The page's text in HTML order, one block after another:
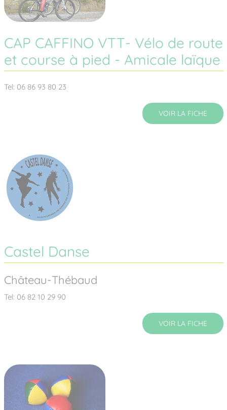
CAP CAFFINO VTT- Vélo de route
et course à pied - Amicale laïque
Tel: 06 86 93 80 23
VOIR LA FICHE
Castel Danse
Château-Thébaud
Tel: 06 82 10 29 90
VOIR LA FICHE